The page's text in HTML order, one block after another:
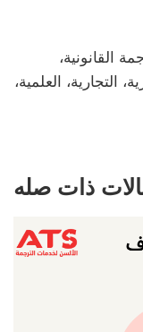
القانونية،
التجارية، العلمية،
ذات صله